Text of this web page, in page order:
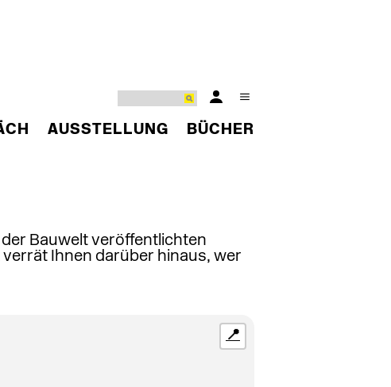
AUSSTELLUNG BÜCHER
Bauwelt veröffentlichten
Ihnen darüber hinaus, wer
📍